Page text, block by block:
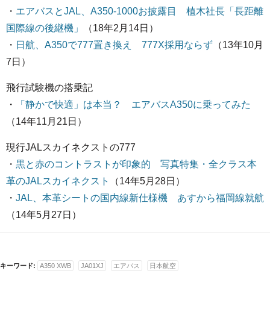
・ エアバスとJAL、A350-1000お披露目 植木社長「長距離
国際線の後継機」
（18年2月14日）
・ 日航、A350で777置き換え 777X採用ならず （13年10月
7日）
飛行試験機の搭乗記
・
「静かで快適」は本当？ エアバスA350に乗ってみた
（14年11月21日）
現行JALスカイネクストの777
・ 黒と赤のコントラストが印象的 写真特集・全クラス本
革のJALスカイネクスト
（14年5月28日）
・ JAL、本革シートの国内線新仕様機 あすから福岡線就航
（14年5月27日）
キーワード: A350 XWB JA01XJ エアバス 日本航空